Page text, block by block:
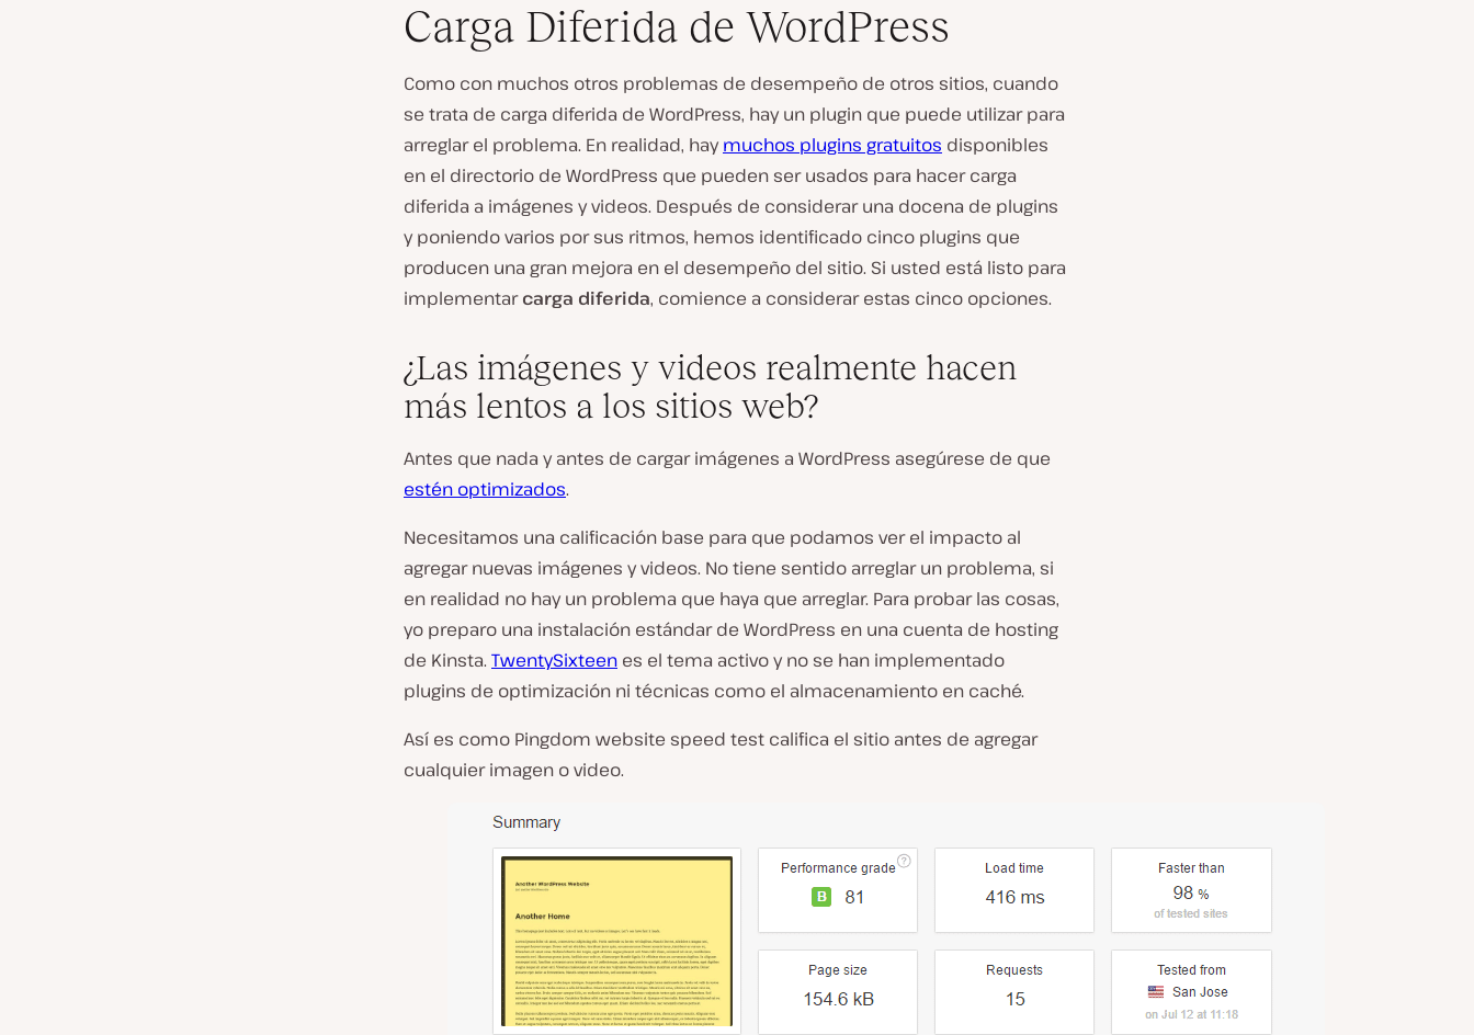
Carga Diferida de WordPress
Como con muchos otros problemas de desempeño de otros sitios, cuando
se trata de carga diferida de WordPress, hay un plugin que puede utilizar para
arreglar el problema. En realidad, haymuchos plugins gratuitos disponibles
en el directorio de WordPress que pueden ser usados para hacer carga
diferida a imágenes y videos. Después de considerar una docena de plugins
y poniendo varios por sus ritmos, hemos identificado cinco plugins que
producen una gran mejora en el desempeño del sitio. Si usted está listo para
implementarcarga diferida, comience a considerar estas cinco opciones.
¿Las imágenes y videos realmente hacen
más lentos a los sitios web?
Antes que nada y antes de cargar imágenes a WordPress asegúrese de que
estén optimizados.
Necesitamos una calificación base para que podamos ver el impacto al
agregar nuevas imágenes y videos. No tiene sentido arreglar un problema, si
en realidad no hay un problema que haya que arreglar. Para probar las cosas,
yo preparo una instalación estándar de WordPress en una cuenta de hosting
de Kinsta. TwentySixteen es el tema activo y no se han implementado
plugins de optimización ni técnicas como el almacenamiento en caché.
Así es como Pingdom website speed test califica el sitio antes de agregar
cualquier imagen o video.